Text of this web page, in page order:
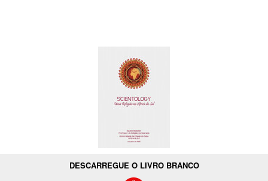
DESCARREGUE O LIVRO BRANCO